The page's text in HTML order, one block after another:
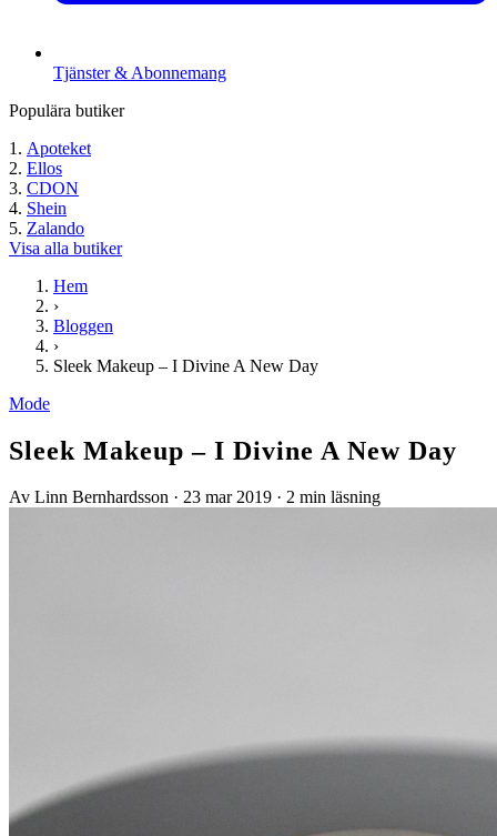
Tjänster & Abonnemang
Populära butiker
Apoteket
Ellos
CDON
Shein
Zalando
Visa alla butiker
Hem
›
Bloggen
›
Sleek Makeup – I Divine A New Day
Mode
Sleek Makeup – I Divine A New Day
Av Linn Bernhardsson · 23 mar 2019 · 2 min läsning